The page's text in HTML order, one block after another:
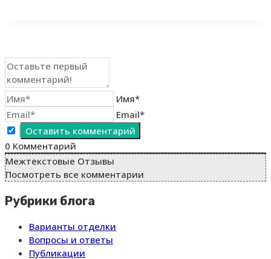
Имя*
Email*
0 Комментарий
Межтекстовые Отзывы
Посмотреть все комментарии
Рубрики блога
Варианты отделки
Вопросы и ответы
Публикации